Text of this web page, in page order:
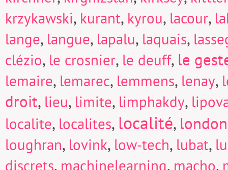
krzykawski, kurant, kyrou, lacour,
lange, langue, lapalu, laquais,
clézio, le crosnier, le deuff, le
lemaire, lemarec, lemmens, lenay,
droit, lieu, limite, limphakdy,
localite, localites, localité, london
loughran, lovink, low-tech, lubat,
discrets, machinelearning, macho,